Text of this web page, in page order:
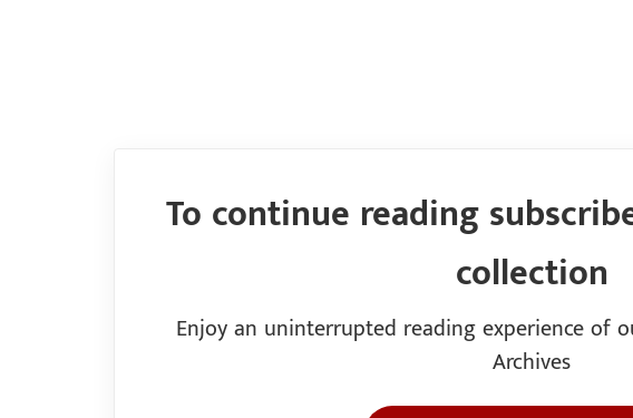
To continue reading
collection
Enjoy an uninterrupted reading experience of
Archives